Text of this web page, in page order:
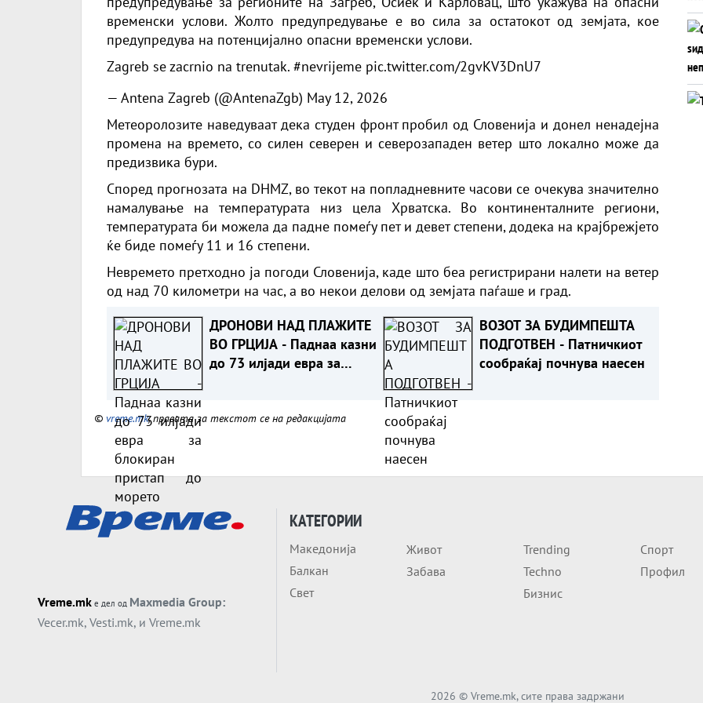
временски услови. Жолто предупредување е во сила за остатокот од земјата, кое
предупредува на потенцијално опасни временски услови.
Zagreb se zacrnio na trenutak. #nevrijeme pic.twitter.com/2gvKV3DnU7
— Antena Zagreb (@AntenaZgb) May 12, 2026
Метеоролозите наведуваат дека студен фронт пробил од Словенија и донел ненадејна
промена на времето, со силен северен и северозападен ветер што локално може да
предизвика бури.
Според прогнозата на DHMZ, во текот на попладневните часови се очекува значително
намалување на температурата низ цела Хрватска. Во континенталните региони,
температурата би можела да падне помеѓу пет и девет степени, додека на крајбрежјето
ќе биде помеѓу 11 и 16 степени.
Невремето претходно ја погоди Словенија, каде што беа регистрирани налети на ветер
од над 70 километри на час, а во некои делови од земјата паѓаше и град.
ДРОНОВИ НАД ПЛАЖИТЕ
ВО ГРЦИЈА - Паднаа казни
до 73 илјади евра за
ВОЗОТ ЗА БУДИМПЕШТА
ПОДГОТВЕН - Патничкиот
сообраќај почнува наесен
© vreme.mk, правата за текстот се на редакцијата
Vreme.mk е дел од Maxmedia Group:
Vecer.mk, Vesti.mk, и Vreme.mk
КАТЕГОРИИ
Македонија
Балкан
Свет
Живот
Забава
Trending
Techno
Бизнис
Спорт
Профил
2026 © Vreme.mk, сите права задржани